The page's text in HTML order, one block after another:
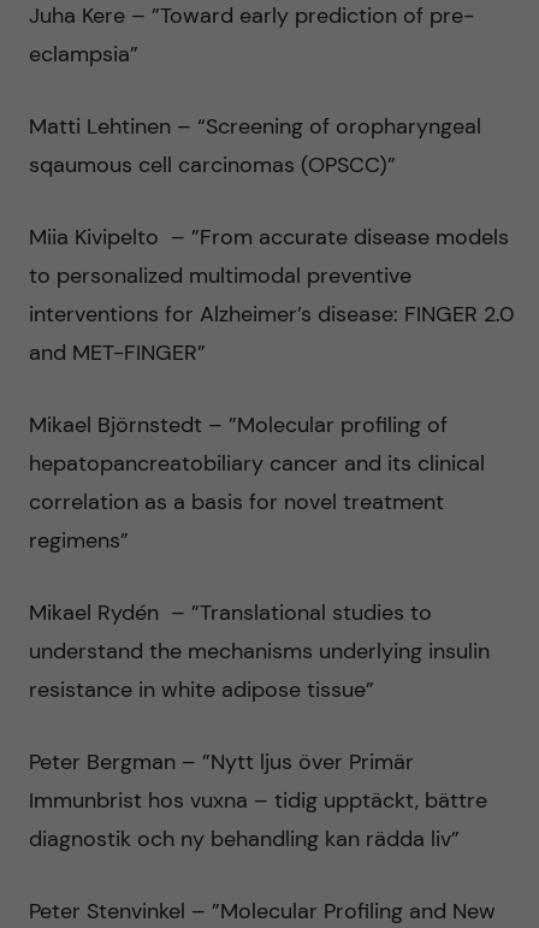
Juha Kere – ”Toward early prediction of pre-
eclampsia”
Matti Lehtinen – “Screening of oropharyngeal
sqaumous cell carcinomas (OPSCC)”
Miia Kivipelto – ”From accurate disease models
to personalized multimodal preventive
interventions for Alzheimer’s disease: FINGER 2.0
and MET-FINGER”
Mikael Björnstedt – ”Molecular profiling of
hepatopancreatobiliary cancer and its clinical
correlation as a basis for novel treatment
regimens”
Mikael Rydén – ”Translational studies to
understand the mechanisms underlying insulin
resistance in white adipose tissue”
Peter Bergman – ”Nytt ljus över Primär
Immunbrist hos vuxna – tidig upptäckt, bättre
diagnostik och ny behandling kan rädda liv”
Peter Stenvinkel – ”Molecular Profiling and New